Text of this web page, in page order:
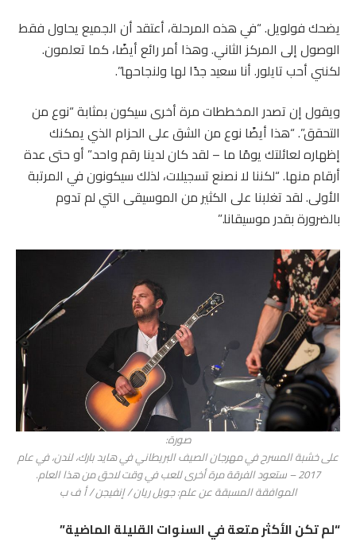
يضحك فولويل. “في هذه المرحلة، أعتقد أن الجميع يحاول فقط
الوصول إلى المركز الثاني. وهذا أمر رائع أيضًا، كما تعلمون.
لكنني أحب تايلور. أنا سعيد جدًا لها ولنجاحها”.
ويقول إن تصدر المخططات مرة أخرى سيكون بمثابة “نوع من
التحقق”. “هذا أيضًا نوع من الشق على الحزام الذي يمكنك
إظهاره لعائلتك يومًا ما – لقد كان لدينا رقم واحد.” أو حتى عدة
أرقام منها. “لكننا لا نصنع تسجيلات، لذلك سيكونون في المرتبة
الأولى. لقد تغلبنا على الكثير من الموسيقى التي لم تدوم
بالضرورة بقدر موسيقانا.”
صورة:
على خشبة المسرح في مهرجان الصيف البريطاني في هايد بارك، لندن، في عام
2017 – ستعود الفرقة مرة أخرى للعب في وقت لاحق من هذا العام.
الموافقة المسبقة عن علم: جويل ريان / إنفيجن / أ ف ب
“لم تكن الأكثر متعة في السنوات القليلة الماضية”